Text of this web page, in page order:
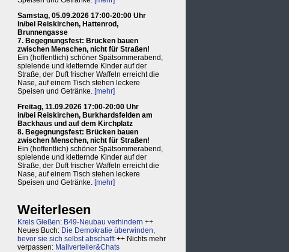
Samstag, 05.09.2026 17:00-20:00 Uhr
in/bei Reiskirchen, Hattenrod,
Brunnengasse
7. Begegnungsfest: Brücken bauen
zwischen Menschen, nicht für Straßen!
Ein (hoffentlich) schöner Spätsommerabend,
spielende und kletternde Kinder auf der
Straße, der Duft frischer Waffeln erreicht die
Nase, auf einem Tisch stehen leckere
Speisen und Getränke. [mehr]
Freitag, 11.09.2026 17:00-20:00 Uhr
in/bei Reiskirchen, Burkhardsfelden am
Backhaus und auf dem Kirchplatz
8. Begegnungsfest: Brücken bauen
zwischen Menschen, nicht für Straßen!
Ein (hoffentlich) schöner Spätsommerabend,
spielende und kletternde Kinder auf der
Straße, der Duft frischer Waffeln erreicht die
Nase, auf einem Tisch stehen leckere
Speisen und Getränke. [mehr]
Weiterlesen
Kreis Gießen: B49-Neubau verhindern ++
Neues Buch: Die Demokratie überwinden,
bevor sie sich selbst abschafft++ Nichts mehr
verpassen: Mailverteiler&Chats